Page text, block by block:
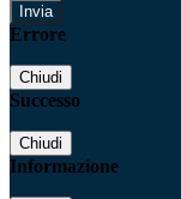
Errore
Chiudi
Successo
Chiudi
Informazione